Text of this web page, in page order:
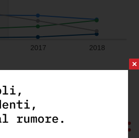
2018
31 Dicembre 2018)